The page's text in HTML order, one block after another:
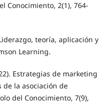
Conocimiento, 2(1), 764-
teoría, aplicación y
Learning.
Estrategias de marketing
de la asociación de
del Conocimiento, 7(9),